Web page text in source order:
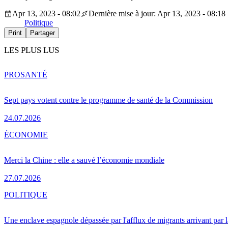
Apr 13, 2023 - 08:02
Dernière mise à jour: Apr 13, 2023 - 08:18
Politique
Print Partager
LES PLUS LUS
Sept pays votent contre le programme de santé de la Commission
24.07.2026
PROSANTÉ
Merci la Chine : elle a sauvé l’économie mondiale
27.07.2026
ÉCONOMIE
Une enclave espagnole dépassée par l'afflux de migrants arrivant par
POLITIQUE